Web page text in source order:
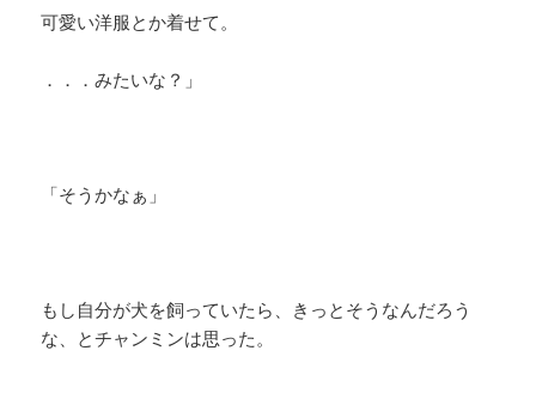
可愛い洋服とか着せて。
．．．みたいな？」
「そうかなぁ」
もし自分が犬を飼っていたら、きっとそうなんだろう
な、とチャンミンは思った。